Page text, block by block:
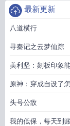
最新更新
八道横行
寻秦记之云梦仙踪
美利坚：刻板印象
原神：穿成自设了
头号公敌
我的低保，每天到